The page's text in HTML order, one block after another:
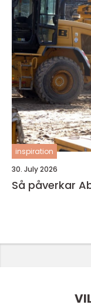
inspiration
30. July 2026
Så påverkar